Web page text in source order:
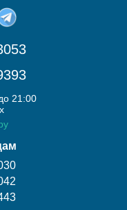
21:00